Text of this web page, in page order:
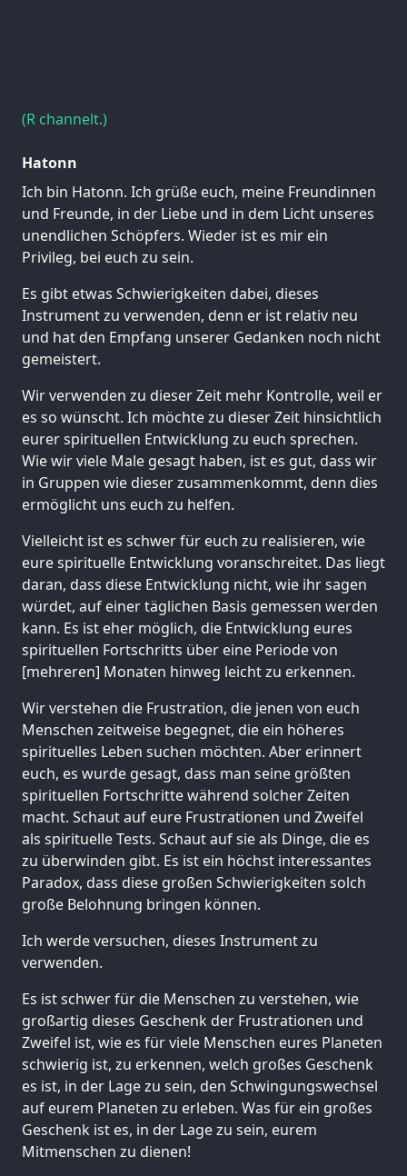
(R channelt.)
Hatonn
Ich bin Hatonn. Ich grüße euch, meine Freundinnen
und Freunde, in der Liebe und in dem Licht unseres
unendlichen Schöpfers. Wieder ist es mir ein
Privileg, bei euch zu sein.
Es gibt etwas Schwierigkeiten dabei, dieses
Instrument zu verwenden, denn er ist relativ neu
und hat den Empfang unserer Gedanken noch nicht
gemeistert.
Wir verwenden zu dieser Zeit mehr Kontrolle, weil er
es so wünscht. Ich möchte zu dieser Zeit hinsichtlich
eurer spirituellen Entwicklung zu euch sprechen.
Wie wir viele Male gesagt haben, ist es gut, dass wir
in Gruppen wie dieser zusammenkommt, denn dies
ermöglicht uns euch zu helfen.
Vielleicht ist es schwer für euch zu realisieren, wie
eure spirituelle Entwicklung voranschreitet. Das liegt
daran, dass diese Entwicklung nicht, wie ihr sagen
würdet, auf einer täglichen Basis gemessen werden
kann. Es ist eher möglich, die Entwicklung eures
spirituellen Fortschritts über eine Periode von
[mehreren] Monaten hinweg leicht zu erkennen.
Wir verstehen die Frustration, die jenen von euch
Menschen zeitweise begegnet, die ein höheres
spirituelles Leben suchen möchten. Aber erinnert
euch, es wurde gesagt, dass man seine größten
spirituellen Fortschritte während solcher Zeiten
macht. Schaut auf eure Frustrationen und Zweifel
als spirituelle Tests. Schaut auf sie als Dinge, die es
zu überwinden gibt. Es ist ein höchst interessantes
Paradox, dass diese großen Schwierigkeiten solch
große Belohnung bringen können.
Ich werde versuchen, dieses Instrument zu
verwenden.
Es ist schwer für die Menschen zu verstehen, wie
großartig dieses Geschenk der Frustrationen und
Zweifel ist, wie es für viele Menschen eures Planeten
schwierig ist, zu erkennen, welch großes Geschenk
es ist, in der Lage zu sein, den Schwingungswechsel
auf eurem Planeten zu erleben. Was für ein großes
Geschenk ist es, in der Lage zu sein, eurem
Mitmenschen zu dienen!